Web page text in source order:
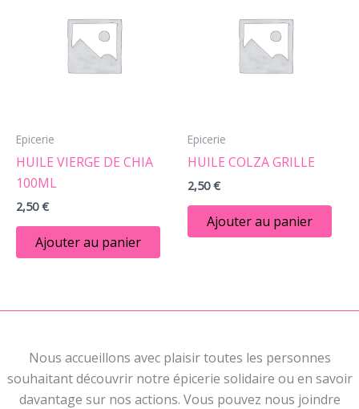
Epicerie
HUILE VIERGE DE CHIA
100ML
2,50€
Ajouter au panier
Epicerie
HUILE COLZA GRILLE
2,50€
Ajouter au panier
Nous accueillons avec plaisir toutes les personnes
souhaitant découvrir notre épicerie solidaire ou en savoir
davantage sur nos actions. Vous pouvez nous joindre